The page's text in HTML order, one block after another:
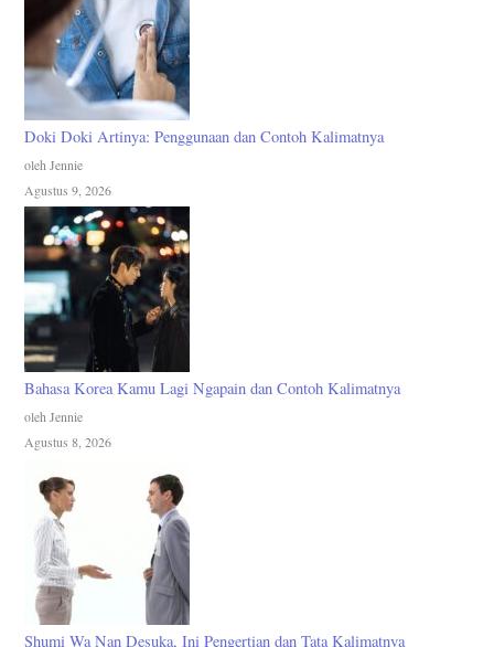
Doki Doki Artinya: Penggunaan dan Contoh Kalimatnya
oleh Jennie
Agustus 9, 2026
Bahasa Korea Kamu Lagi Ngapain dan Contoh Kalimatnya
oleh Jennie
Agustus 8, 2026
Shumi Wa Nan Desuka, Ini Pengertian dan Tata Kalimatnya